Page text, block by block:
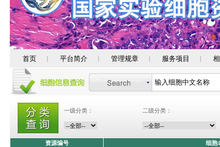
首页 平台简介 管理规章 服务项目
一级分类： 二级分类：
资源编号
细胞